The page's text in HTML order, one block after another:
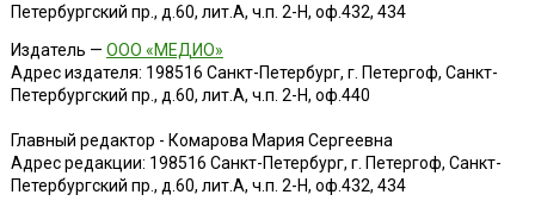
Петербургский пр., д.60, лит.А, ч.п. 2-Н, оф.432, 434
Издатель — ООО «МЕДИО»
Адрес издателя: 198516 Санкт-Петербург, г. Петергоф, Санкт-
Петербургский пр., д.60, лит.А, ч.п. 2-Н, оф.440
Главный редактор - Комарова Мария Сергеевна
Адрес редакции: 198516 Санкт-Петербург, г. Петергоф, Санкт-
Петербургский пр., д.60, лит.А, ч.п. 2-Н, оф.432, 434